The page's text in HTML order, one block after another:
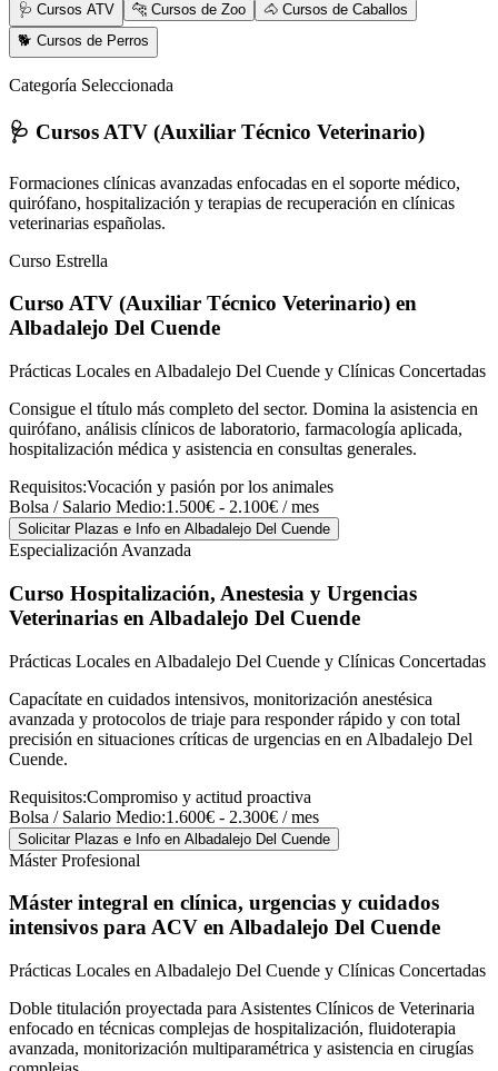
🩺 Cursos ATV 🐆 Cursos de Zoo
🐴 Cursos de Caballos
🐕 Cursos de Perros
Categoría Seleccionada
🩺 Cursos ATV (Auxiliar Técnico Veterinario)
Formaciones clínicas avanzadas enfocadas en el soporte médico,
quirófano, hospitalización y terapias de recuperación en clínicas
veterinarias españolas.
Curso Estrella
Curso ATV (Auxiliar Técnico Veterinario) en
Albadalejo Del Cuende
Prácticas Locales en Albadalejo Del Cuende y Clínicas Concertadas
Consigue el título más completo del sector. Domina la asistencia en
quirófano, análisis clínicos de laboratorio, farmacología aplicada,
hospitalización médica y asistencia en consultas generales.
Requisitos:Vocación y pasión por los animales
Bolsa / Salario Medio:1.500€ - 2.100€ / mes
Solicitar Plazas e Info en Albadalejo Del Cuende
Especialización Avanzada
Curso Hospitalización, Anestesia y Urgencias
Veterinarias en Albadalejo Del Cuende
Prácticas Locales en Albadalejo Del Cuende y Clínicas Concertadas
Capacítate en cuidados intensivos, monitorización anestésica
avanzada y protocolos de triaje para responder rápido y con total
precisión en situaciones críticas de urgencias en en Albadalejo Del
Cuende.
Requisitos:Compromiso y actitud proactiva
Bolsa / Salario Medio:1.600€ - 2.300€ / mes
Solicitar Plazas e Info en Albadalejo Del Cuende
Máster Profesional
Máster integral en clínica, urgencias y cuidados
intensivos para ACV en Albadalejo Del Cuende
Prácticas Locales en Albadalejo Del Cuende y Clínicas Concertadas
Doble titulación proyectada para Asistentes Clínicos de Veterinaria
enfocado en técnicas complejas de hospitalización, fluidoterapia
avanzada, monitorización multiparamétrica y asistencia en cirugías